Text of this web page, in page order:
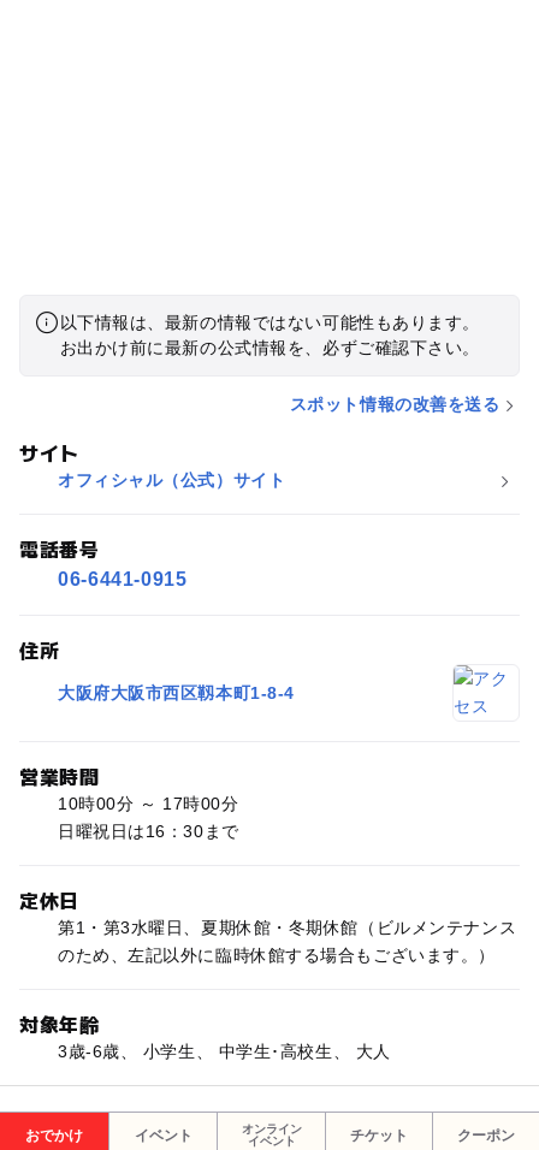
以下情報は、最新の情報ではない可能性もあります。
お出かけ前に最新の公式情報を、必ずご確認下さい。
スポット情報の改善を送る
サイト
オフィシャル（公式）サイト
電話番号
06-6441-0915
住所
大阪府大阪市西区靱本町1-8-4
営業時間
10時00分 ～ 17時00分
日曜祝日は16：30まで
定休日
第1・第3水曜日、夏期休館・冬期休館（ビルメンテナンス
のため、左記以外に臨時休館する場合もございます。）
対象年齢
3歳-6歳、 小学生、 中学生･高校生、 大人
おでかけ イベント
オンライン
イベント
チケット クーポン